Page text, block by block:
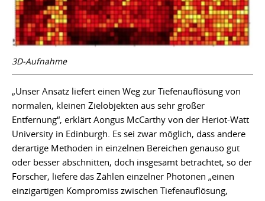
3D-Aufnahme
„Unser Ansatz liefert einen Weg zur Tiefenauflösung von
normalen, kleinen Zielobjekten aus sehr großer
Entfernung“, erklärt Aongus McCarthy von der Heriot-Watt
University in Edinburgh. Es sei zwar möglich, dass andere
derartige Methoden in einzelnen Bereichen genauso gut
oder besser abschnitten, doch insgesamt betrachtet, so der
Forscher, liefere das Zählen einzelner Photonen „einen
einzigartigen Kompromiss zwischen Tiefenauflösung,